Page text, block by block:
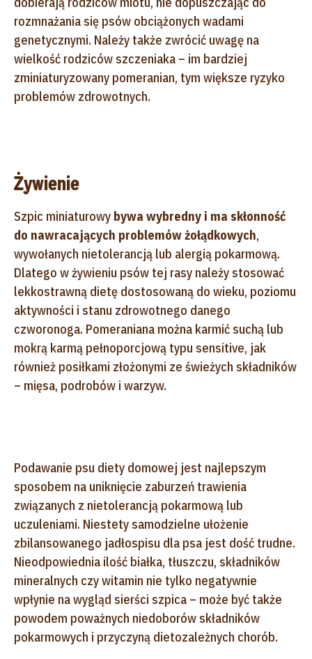
rozmnażania się psów obciążonych wadami
genetycznymi. Należy także zwrócić uwagę na
wielkość rodziców szczeniaka – im bardziej
zminiaturyzowany pomeranian, tym większe ryzyko
problemów zdrowotnych.
Żywienie
Szpic miniaturowy bywa wybredny i ma skłonność
do nawracających problemów żołądkowych,
wywołanych nietolerancją lub alergią pokarmową.
Dlatego w żywieniu psów tej rasy należy stosować
lekkostrawną dietę dostosowaną do wieku, poziomu
aktywności i stanu zdrowotnego danego
czworonoga. Pomeraniana można karmić suchą lub
mokrą karmą pełnoporcjową typu sensitive, jak
również posiłkami złożonymi ze świeżych składników
– mięsa, podrobów i warzyw.
Podawanie psu diety domowej jest najlepszym
sposobem na uniknięcie zaburzeń trawienia
związanych z nietolerancją pokarmową lub
uczuleniami. Niestety samodzielne ułożenie
zbilansowanego jadłospisu dla psa jest dość trudne.
Nieodpowiednia ilość białka, tłuszczu, składników
mineralnych czy witamin nie tylko negatywnie
wpłynie na wygląd sierści szpica – może być także
powodem poważnych niedoborów składników
pokarmowych i przyczyną dietozależnych chorób.